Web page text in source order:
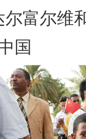
尔维
国